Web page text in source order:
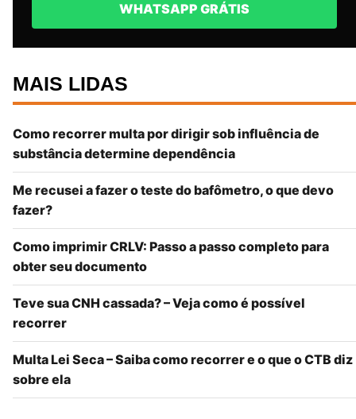
WHATSAPP GRÁTIS
MAIS LIDAS
Como recorrer multa por dirigir sob influência de
substância determine dependência
Me recusei a fazer o teste do bafômetro, o que devo
fazer?
Como imprimir CRLV: Passo a passo completo para
obter seu documento
Teve sua CNH cassada? – Veja como é possível
recorrer
Multa Lei Seca – Saiba como recorrer e o que o CTB diz
sobre ela